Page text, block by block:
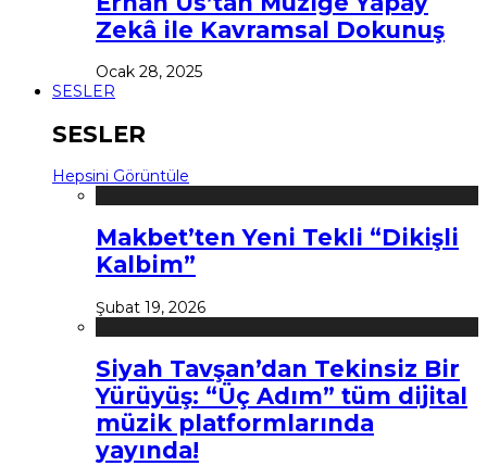
Zekâ ile Kavramsal Dokunuş
Ocak 28, 2025
SESLER
SESLER
Hepsini Görüntüle
Makbet’ten Yeni Tekli “Dikişli
Kalbim”
Şubat 19, 2026
Siyah Tavşan’dan Tekinsiz Bir
Yürüyüş: “Üç Adım” tüm dijital
müzik platformlarında
yayında!